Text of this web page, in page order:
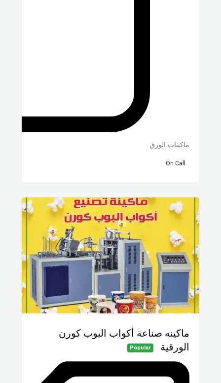
ماكينات الورق
On Call
ماكينه صناعة أكواب البوب كورن
الورقية
Popular